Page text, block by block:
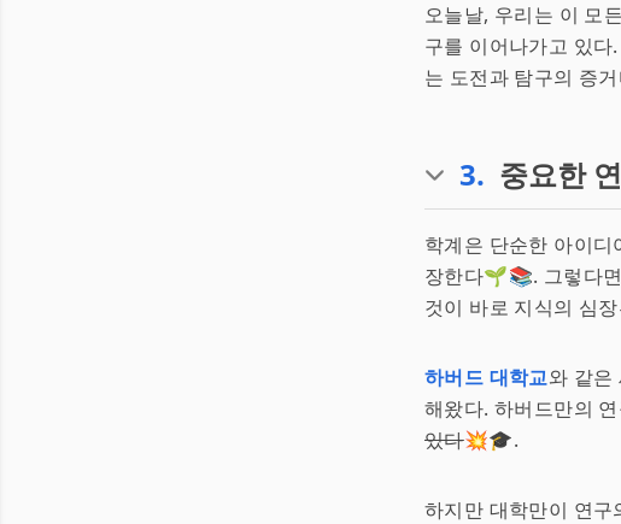
오늘날, 우리는 이 모
구를 이어나가고 있
는 도전과 탐구의 증
3. 중요한
학계은 단순한 아이
장한다🌱📚. 그렇다
것이 바로 지식의 심
하버드 대학교와 같은
해왔다. 하버드만의
있다💥🎓.
하지만 대학만이 연구